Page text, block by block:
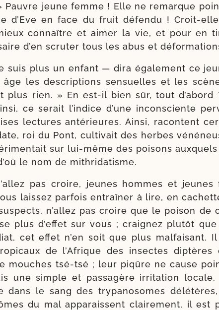
Pauvre jeune femme ! Elle ne remarque
d’Eve en face du fruit défen­du ! Croit-​
connaître et aimer la vie, et pour en
d’en scru­ter tous les abus et
suis plus un enfant — dira éga­le­ment ce
âge les des­crip­tions sen­suelles et les
plus rien. » En est-​il bien sûr, tout d’a­bord
ce serait l’in­dice d’une incons­ciente
lec­tures anté­rieures. Ainsi, racontent
roi du Pont, culti­vait des herbes
sur lui-​même des poi­sons
le nom de mithridatisme.
pas croire, jeunes hommes et jeunes
lais­sez par­fois entraî­ner à lire, en
n’al­lez pas croire que le poi­son de
plus d’ef­fet sur vous ; crai­gnez plu­tôt que
cet effet n’en soit que plus mal­fai­sant.
de l’Afrique des insectes diptères
mouches tsé-​tsé ; leur piqûre ne cause
une simple et pas­sa­gère irri­ta­tion locale.
dans le sang des try­pa­no­somes
du mal appa­raissent clai­re­ment, il est